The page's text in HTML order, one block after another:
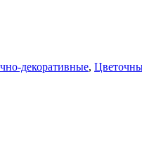
декоративные,